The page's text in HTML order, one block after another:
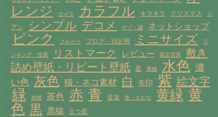
レンジ
カメラ カラフル キラキラ クリスマス
シ
アン
シンプル デコメ ナゾ・謎 ネットショップ
ピンク フルーツ ブログ・日記用 ミニサイズ ラ
ンキング・投票 リストマーク レビュー 固定背景
敷き
詰め壁紙・リピート壁紙
星 果物 水色 濃
い色 灰色 猫・ネコ素材 白 矢印 紫 絵文字
緑 自然 茶色 赤 青 音楽 魚・さかな 黄緑 黄
色 黒 黒猫 ５つ星